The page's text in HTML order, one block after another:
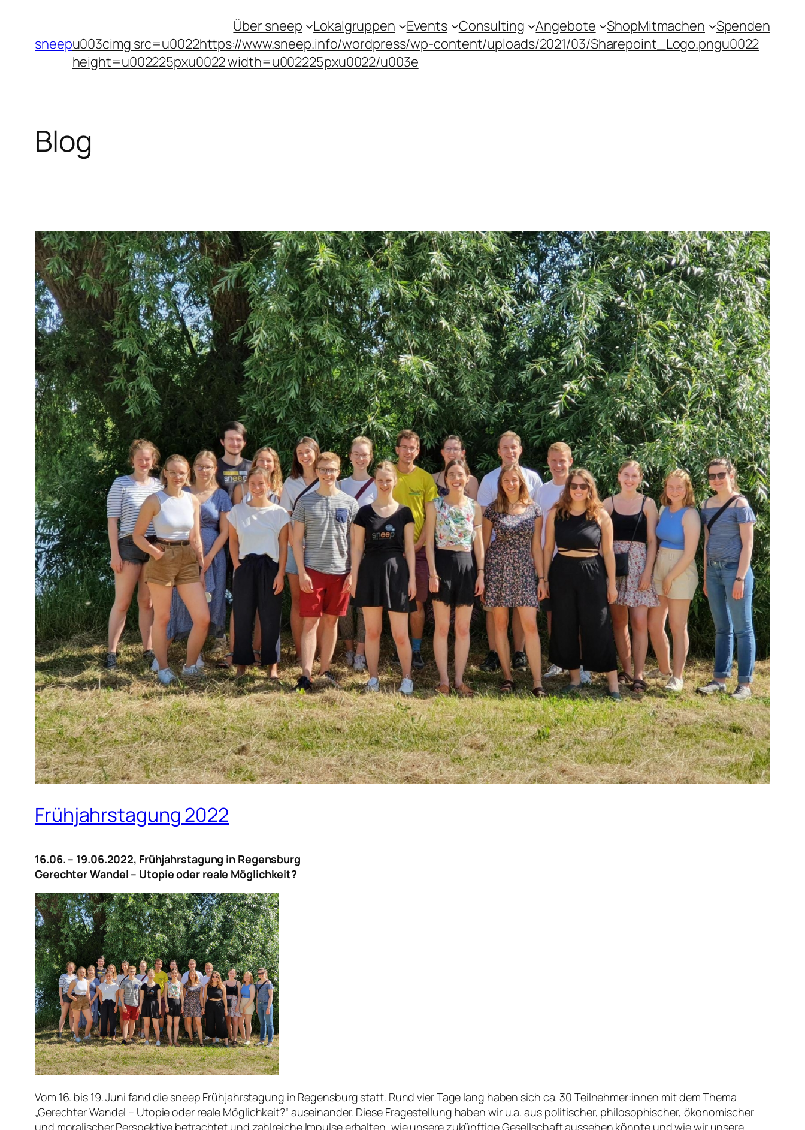
springen
sneep
Über sneep Lokalgruppen Events Consulting Angebote ShopMitmachen
Spenden
u003cimg src=u0022https://www.sneep.info/wordpress/wp-content/uploads/2021/03/Sharepoint_Logo.pngu0022
height=u002225pxu0022 width=u002225pxu0022/u003e
Blog
Frühjahrstagung 2022
16.06. – 19.06.2022, Frühjahrstagung in Regensburg
Gerechter Wandel – Utopie oder reale Möglichkeit?
Vom 16. bis 19. Juni fand die sneep Frühjahrstagung in Regensburg statt. Rund vier Tage lang haben sich ca. 30 Teilnehmer:innen mit dem Thema
„Gerechter Wandel – Utopie oder reale Möglichkeit?“ auseinander. Diese Fragestellung haben wir u.a. aus politischer, philosophischer, ökonomischer